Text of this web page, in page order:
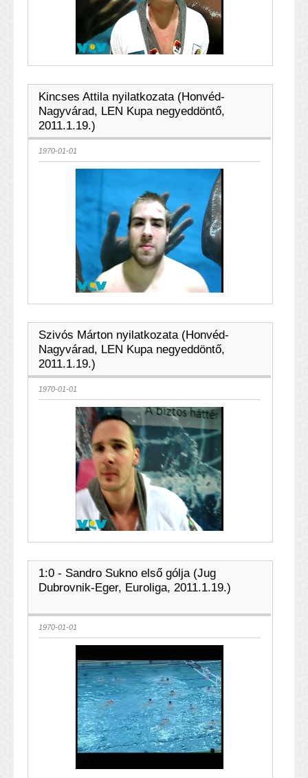
Kincses Attila nyilatkozata (Honvéd-
Nagyvárad, LEN Kupa negyeddöntő,
2011.1.19.)
1970-01-01
Szivós Márton nyilatkozata (Honvéd-
Nagyvárad, LEN Kupa negyeddöntő,
2011.1.19.)
1970-01-01
1:0 - Sandro Sukno első gólja (Jug
Dubrovnik-Eger, Euroliga, 2011.1.19.)
1970-01-01